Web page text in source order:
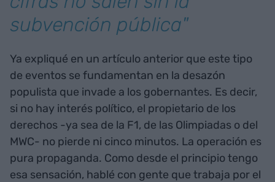
subvención pública"
Ya expliqué en un artículo anterior que este tipo
de eventos se fundamentan en la desazón
populista que invade a los gobernantes. Es decir,
si no hay interés político, el propietario de los
derechos -ya sea de la F1, de las Olimpiadas o del
MWC- no pierde ni cinco minutos. La operación es
pura propaganda. Como desde el principio tengo
esa sensación, hablé con gente que trabaja por el